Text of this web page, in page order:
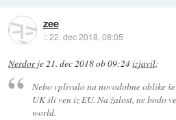
zee
::22. dec 2018, 08:05
Nerdorje21. dec 2018 ob 09:24izjavil:
Nebo vplivalo na novodobne oblike
UK šli ven iz EU. Na žalost, ne bodo
world.